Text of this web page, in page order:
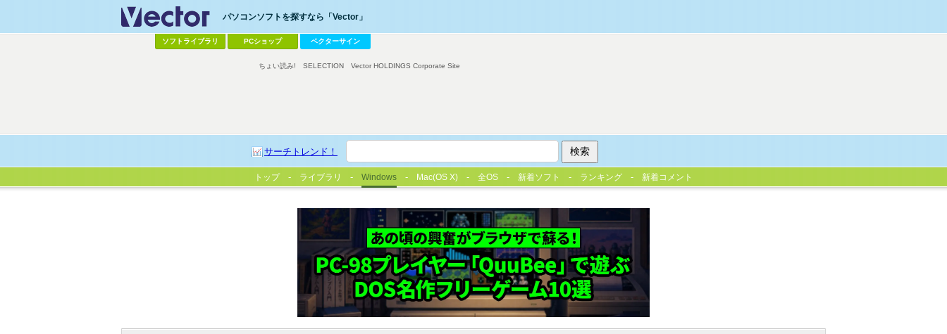
パソコンソフトを探すなら「Vector」
ソフトライブラリ PCショップ ベクターサイン
サーチトレンド！
ちょい読み! SELECTION Vector HOLDINGS Corporate Site
トップ ライブラリ Windows Mac(OS X) 全OS 新着ソフト ランキング 新着コメント